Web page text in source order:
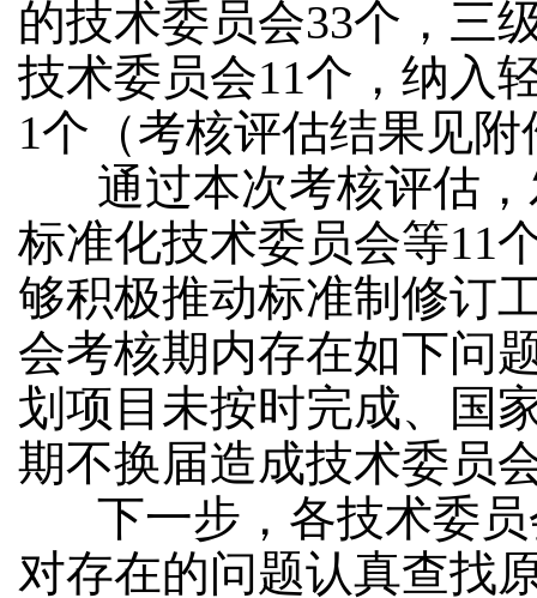
的技术委员会33个，三
技术委员会11个，纳入
1个（考核评估结果见附
通过本次考核评估
标准化技术委员会等11
够积极推动标准制修订
会考核期内存在如下问
划项目未按时完成、国
期不换届造成技术委员
下一步，各技术委
对存在的问题认真查找